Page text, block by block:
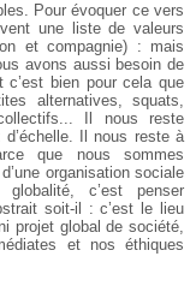
Pour évoquer ce vers
une liste de valeurs
et compagnie) : mais
avons aussi besoin de
c’est bien pour cela que
alternatives, squats,
Il nous reste
Il nous reste à
que nous sommes
organisation sociale
c’est penser
soit-il : c’est le lieu
projet global de société,
et nos éthiques